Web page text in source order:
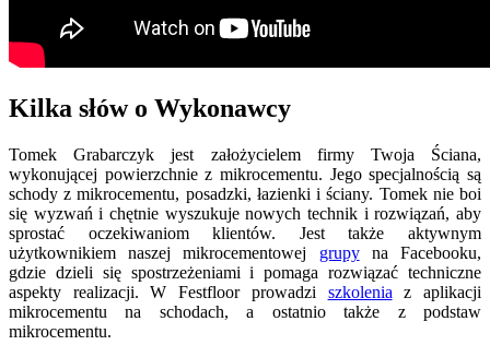
Kilka słów o Wykonawcy
Tomek Grabarczyk jest założycielem firmy Twoja Ściana,
wykonującej powierzchnie z mikrocementu. Jego specjalnością są
schody z mikrocementu, posadzki, łazienki i ściany. Tomek nie boi
się wyzwań i chętnie wyszukuje nowych technik i rozwiązań, aby
sprostać oczekiwaniom klientów. Jest także aktywnym
użytkownikiem naszej mikrocementowej grupyna Facebooku,
gdzie dzieli się spostrzeżeniami i pomaga rozwiązać techniczne
aspekty realizacji. W Festfloor prowadzi szkolenia z aplikacji
mikrocementu na schodach, a ostatnio także z podstaw
mikrocementu.